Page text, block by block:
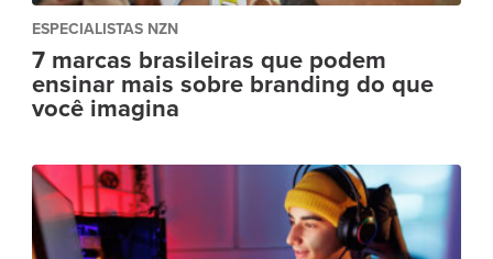
ESPECIALISTAS NZN
7 marcas brasileiras que podem
ensinar mais sobre branding do que
você imagina